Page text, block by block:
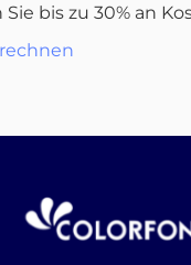
bis zu 30% an